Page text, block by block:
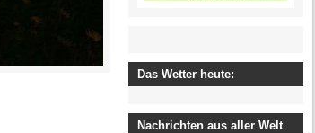
Das Wetter heute:
Nachrichten aus aller Welt